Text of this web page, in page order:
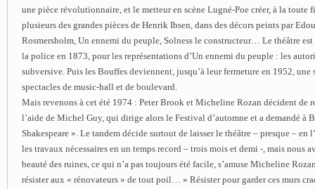
une pièce révolutionnaire, et le metteur en scène Lugné-Poe créer, à la toute
plusieurs des grandes pièces de Henrik Ibsen, dans des décors peints par
Rosmersholm, Un ennemi du peuple, Solness le constructeur… Le théâtre
la police en 1873, pour les représentations d’Un ennemi du peuple : les
subversive. Puis les Bouffes deviennent, jusqu’à leur fermeture en 1952, une
spectacles de music-hall et de boulevard.
Mais revenons à cet été 1974 : Peter Brook et Micheline Rozan décident de
l’aide de Michel Guy, qui dirige alors le Festival d’automne et a demandé à
Shakespeare ». Le tandem décide surtout de laisser le théâtre – presque – en
les travaux nécessaires en un temps record – trois mois et demi -, mais nous
beauté des ruines, ce qui n’a pas toujours été facile, s’amuse Micheline
résister aux « rénovateurs » de tout poil… » Résister pour garder ces murs